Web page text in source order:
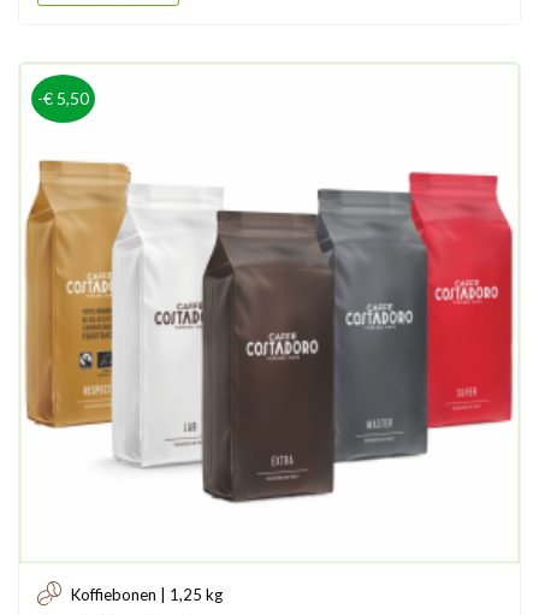
-€ 5,50
Koffiebonen | 1,25 kg